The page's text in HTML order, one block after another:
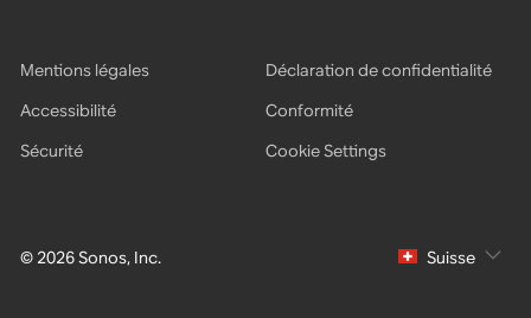
© 2026 Sonos, Inc.
Mentions légales
Déclaration de confidentialité
Accessibilité
Conformité
Sécurité
Cookie Settings
Suisse